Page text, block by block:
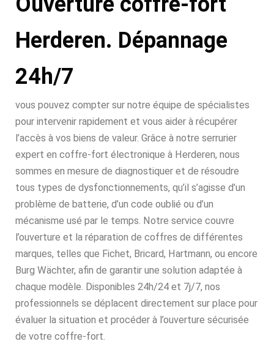
Herderen. Dépannage
24h/7
vous pouvez compter sur notre équipe de spécialistes
pour intervenir rapidement et vous aider à récupérer
l’accès à vos biens de valeur. Grâce à notre serrurier
expert en coffre-fort électronique à Herderen, nous
sommes en mesure de diagnostiquer et de résoudre
tous types de dysfonctionnements, qu’il s’agisse d’un
problème de batterie, d’un code oublié ou d’un
mécanisme usé par le temps. Notre service couvre
l’ouverture et la réparation de coffres de différentes
marques, telles que Fichet, Bricard, Hartmann, ou encore
Burg Wächter, afin de garantir une solution adaptée à
chaque modèle. Disponibles 24h/24 et 7j/7, nos
professionnels se déplacent directement sur place pour
évaluer la situation et procéder à l’ouverture sécurisée
de votre coffre-fort.